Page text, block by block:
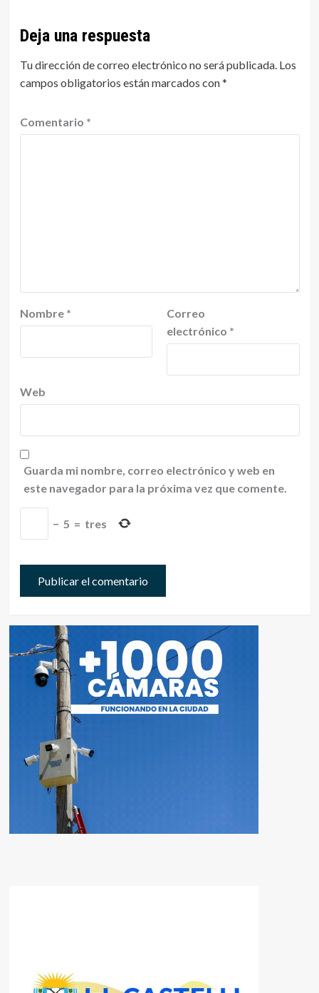
Deja una respuesta
Tu dirección de correo electrónico no será publicada. Los
campos obligatorios están marcados con*
Comentario *
Nombre *
Correo
electrónico *
Web
Guarda mi nombre, correo electrónico y web en
este navegador para la próxima vez que comente.
− 5 = tres